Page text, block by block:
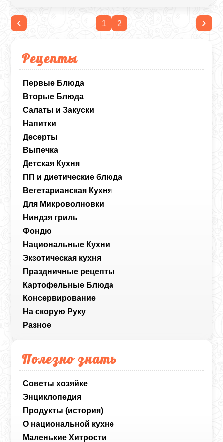
Рецепты
Первые Блюда
Вторые Блюда
Салаты и Закуски
Напитки
Десерты
Выпечка
Детская Кухня
ПП и диетические блюда
Вегетарианская Кухня
Для Микроволновки
Ниндзя гриль
Фондю
Национальные Кухни
Экзотическая кухня
Праздничные рецепты
Картофельные Блюда
Консервирование
На скорую Руку
Разное
Полезно знать
Советы хозяйке
Энциклопедия
Продукты (история)
О национальной кухне
Маленькие Хитрости
‹ 1 2 ›